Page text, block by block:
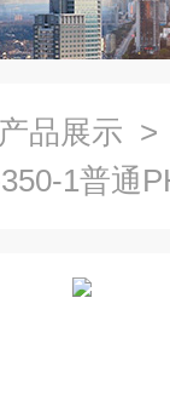
产品展示
1普通